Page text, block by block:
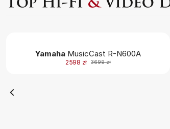
Yamaha MusicCast R-N600A
2598 zł 3699 zł